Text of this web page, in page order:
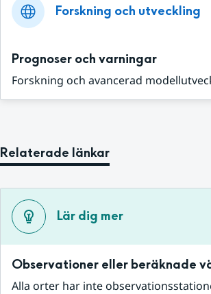
Forskning och utveckling
Prognoser och varningar
Forskning och avancerad
Relaterade länkar
Lär dig mer
Observationer eller beräknade
Alla orter har inte